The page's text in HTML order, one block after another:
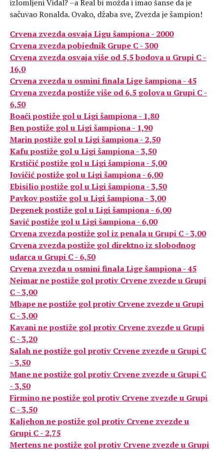
izlomljeni Vidal? –a Real bi možda i imao šanse da je
sačuvao Ronalda. Ovako, džaba sve, Zvezda je šampion!
Crvena zvezda osvaja Ligu šampiona - 2000
Crvena zvezda pobjednik Grupe C - 300
Crvena zvezda osvaja više od 5,5 bodova u Grupi C -
16,0
Crvena zvezda u osmini finala Lige šampiona - 45
Crvena zvezda postiže više od 6,5 golova u Grupi C -
6,50
Boaći postiže gol u Ligi šampiona - 1,80
Ben postiže gol u Ligi šampiona - 1,90
Marin postiže gol u Ligi šampiona - 2,50
Kafu postiže gol u Ligi šampiona - 3,50
Krstičić postiže gol u Ligi šampiona - 5,00
Jovičić postiže gol u Ligi šampiona - 6,00
Ebisilio postiže gol u Ligi šampiona - 3,50
Pavkov postiže gol u Ligi šampiona - 3,00
Degenek postiže gol u Ligi šampiona - 6,00
Savić postiže gol u Ligi šampiona - 6,00
Crvena zvezda postiže gol iz penala u Grupi C - 3,00
Crvena zvezda postiže gol direktno iz slobodnog
udarca u Grupi C - 6,50
Crvena zvezda u osmini finala Lige šampiona - 45
Nejmar ne postiže gol protiv Crvene zvezde u Grupi
C - 3,00
Mbape ne postiže gol protiv Crvene zvezde u Grupi
C - 3,00
Kavani ne postiže gol protiv Crvene zvezde u Grupi
C - 3,20
Salah ne postiže gol protiv Crvene zvezde u Grupi C
- 3,50
Mane ne postiže gol protiv Crvene zvezde u Grupi C
- 3,50
Firmino ne postiže gol protiv Crvene zvezde u Grupi
C - 3,50
Kaljehon ne postiže gol protiv Crvene zvezde u
Grupi C - 2,75
Mertens ne postiže gol protiv Crvene zvezde u Grupi